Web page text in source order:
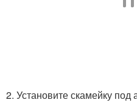
2. Установите скамейку под